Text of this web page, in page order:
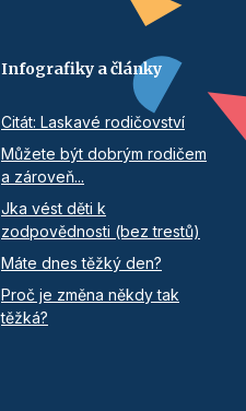
Infografiky a články
Citát: Laskavé rodičovství
Můžete být dobrým rodičem
a zároveň...
Jka vést děti k
zodpovědnosti (bez trestů)
Máte dnes těžký den?
Proč je změna někdy tak
těžká?